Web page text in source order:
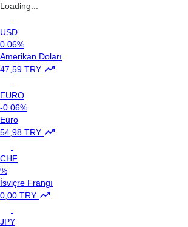
Loading...
USD
0.06%
Amerikan Doları
47,59 TRY
EURO
-0.06%
Euro
54,98 TRY
CHF
%
İsviçre Frangı
0,00 TRY
JPY